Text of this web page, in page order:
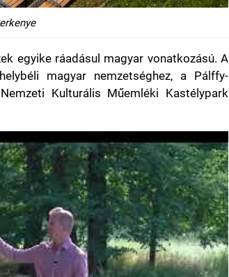
egyike ráadásul magyar vonatkozású. A
magyar nemzetséghez, a Pálffy-
Kulturális Műemléki Kastélypark